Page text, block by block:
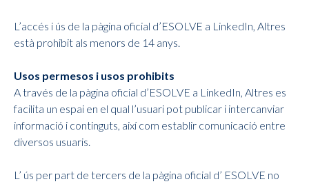
L’accés i ús de la pàgina oficial d’ESOLVE a LinkedIn, Altres
està prohibit als menors de 14 anys.
Usos permesos i usos prohibits
A través de la pàgina oficial d’ESOLVE a LinkedIn, Altres es
facilita un espai en el qual l’usuari pot publicar i intercanviar
informació i continguts, així com establir comunicació entre
diversos usuaris.
L’ ús per part de tercers de la pàgina oficial d’ ESOLVE no